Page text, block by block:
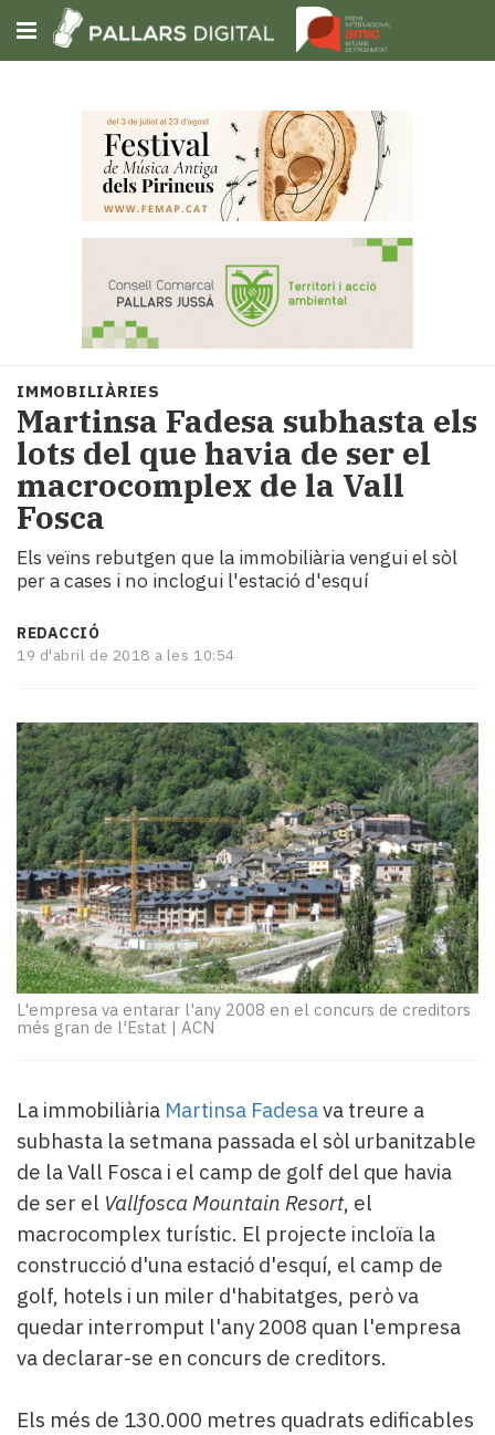
Subscriu-t'hi
Portada
Societat
Política
i
municipis
Economia
i
Cultura
Esports
tant!
TV
mitjans
El
temps
Reportatges
Entrevistes
Enquestes
A
escena!
Dis
la
teva!
Subscriptors
La
Pallars
Contingut
patrocinat
Lo
més
llegit...
IMMOBILIÀRIES
Martinsa Fadesa subhasta els
lots del que havia de ser el
macrocomplex de la Vall
Fosca
Els veïns rebutgen que la immobiliària vengui el sòl
per a cases i no inclogui l'estació d'esquí
REDACCIÓ
19 d'abril de 2018 a les 10:54
L'empresa va entarar l'any 2008 en el concurs de creditors
més gran de l'Estat | ACN
La immobiliària Martinsa Fadesava treure a
subhasta la setmana passada el sòl urbanitzable
de la Vall Fosca i el camp de golf del que havia
de ser el Vallfosca Mountain Resort, el
macrocomplex turístic. El projecte incloïa la
construcció d'una estació d'esquí, el camp de
golf, hotels i un miler d'habitatges, però va
quedar interromput l'any 2008 quan l'empresa
va declarar-se en concurs de creditors.
Els més de 130.000 metres quadrats edificables